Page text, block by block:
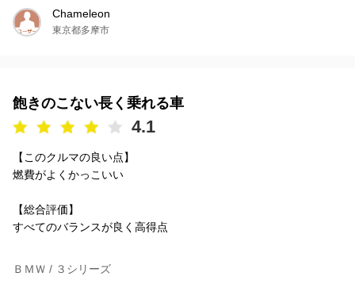
Chameleon
東京都多摩市
飽きのこない長く乗れる車
4.1
【このクルマの良い点】
燃費がよくかっこいい
【総合評価】
すべてのバランスが良く高得点
ＢＭＷ / ３シリーズ